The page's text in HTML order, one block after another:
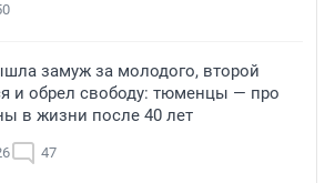
замуж за молодого, второй
и обрел свободу: тюменцы — про
в жизни после 40 лет
47